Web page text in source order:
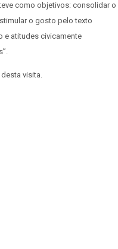
como objetivos: consolidar o
o gosto pelo texto
e atitudes civicamente
visita.